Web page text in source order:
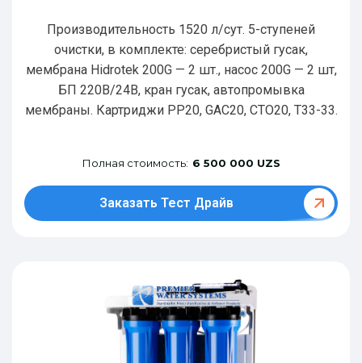
Производительность 1520 л/сут. 5-ступеней
очистки, в комплекте: серебристый гусак,
мембрана Hidrotek 200G — 2 шт., насос 200G — 2 шт,
БП 220В/24В, кран гусак, автопромывка
мембраны. Картриджи РР20, GAC20, CTO20, T33-33.
Полная стоимость: 6 500 000 UZS
Заказать Тест Драйв